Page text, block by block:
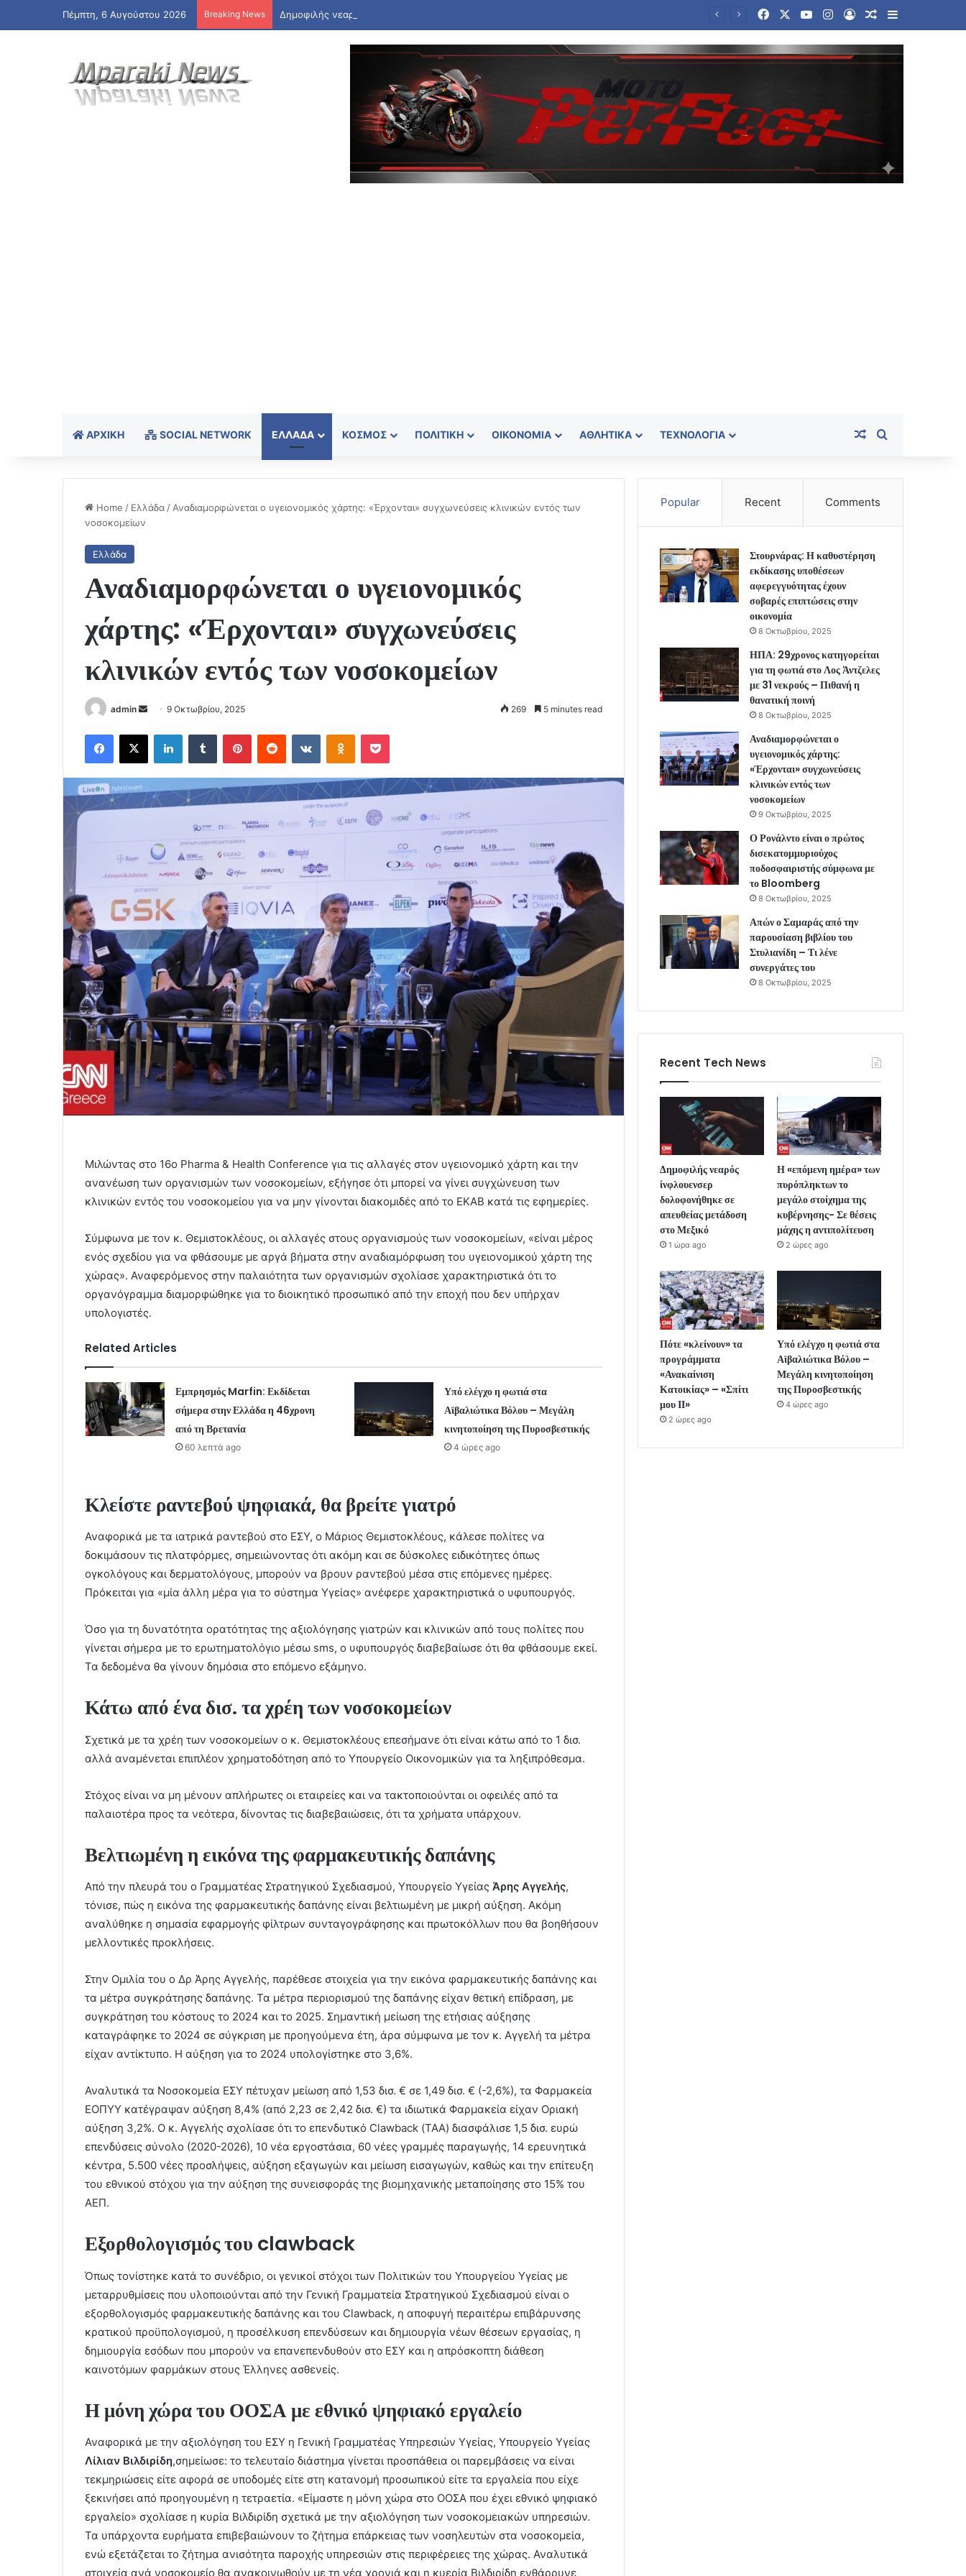
Πέμπτη, 6 Αυγούστου 2026 Breaking News Δημοφιλής νεαρός ίνφλουενσερ δολοφονήθηκε σε απευθείας μετάδοση στο Μεξικό FacebookYouTubeInstagram
Log InRandom Article
Sidebar
ΑΡΧΙΚΉ SOCIAL NETWORK ΕΛΛΆΔΑ ΚΌΣΜΟΣ ΠΟΛΙΤΙΚΉ ΟΙΚΟΝΟΜΊΑ ΑΘΛΗΤΙΚΆ ΤΕΧΝΟΛΟΓΊΑ Random Article
Home / Ελλάδα / Αναδιαμορφώνεται ο υγειονομικός χάρτης: «Έρχονται» συγχωνεύσεις κλινικών εντός των
νοσοκομείων
Ελλάδα
Αναδιαμορφώνεται ο υγειονομικός
χάρτης: «Έρχονται» συγχωνεύσεις
κλινικών εντός των νοσοκομείων
admin
Send
email
9 Οκτωβρίου, 2025 269 5 minutes read
Facebook
X LinkedInTumblr PinterestReddit VKontakteOdnoklassniki
Pocket
Μιλώντας στο 16ο Pharma & Health Conference για τις αλλαγές στον υγειονομικό χάρτη και την
ανανέωση των οργανισμών των νοσοκομείων, εξήγησε ότι μπορεί να γίνει συγχώνευση των
κλινικών εντός του νοσοκομείου για να μην γίνονται διακομιδές από το ΕΚΑΒ κατά τις εφημερίες.
Σύμφωνα με τον κ. Θεμιστοκλέους, οι αλλαγές στους οργανισμούς των νοσοκομείων, «είναι μέρος
ενός σχεδίου για να φθάσουμε με αργά βήματα στην αναδιαμόρφωση του υγειονομικού χάρτη της
χώρας». Αναφερόμενος στην παλαιότητα των οργανισμών σχολίασε χαρακτηριστικά ότι το
οργανόγραμμα διαμορφώθηκε για το διοικητικό προσωπικό από την εποχή που δεν υπήρχαν
υπολογιστές.
Related Articles
Εμπρησμός Marfin: Εκδίδεται
σήμερα στην Ελλάδα η 46χρονη
από τη Βρετανία
60 λεπτά ago
Υπό ελέγχο η φωτιά στα
Αϊβαλιώτικα Βόλου – Μεγάλη
κινητοποίηση της Πυροσβεστικής
4 ώρες ago
Κλείστε ραντεβού ψηφιακά, θα βρείτε γιατρό
Αναφορικά με τα ιατρικά ραντεβού στο ΕΣΥ, ο Μάριος Θεμιστοκλέους, κάλεσε πολίτες να
δοκιμάσουν τις πλατφόρμες, σημειώνοντας ότι ακόμη και σε δύσκολες ειδικότητες όπως
ογκολόγους και δερματολόγους, μπορούν να βρουν ραντεβού μέσα στις επόμενες ημέρες.
Πρόκειται για «μία άλλη μέρα για το σύστημα Υγείας» ανέφερε χαρακτηριστικά ο υφυπουργός.
Όσο για τη δυνατότητα ορατότητας της αξιολόγησης γιατρών και κλινικών από τους πολίτες που
γίνεται σήμερα με το ερωτηματολόγιο μέσω sms, ο υφυπουργός διαβεβαίωσε ότι θα φθάσουμε εκεί.
Τα δεδομένα θα γίνουν δημόσια στο επόμενο εξάμηνο.
Κάτω από ένα δισ. τα χρέη των νοσοκομείων
Σχετικά με τα χρέη των νοσοκομείων ο κ. Θεμιστοκλέους επεσήμανε ότι είναι κάτω από το 1 δισ.
αλλά αναμένεται επιπλέον χρηματοδότηση από το Υπουργείο Οικονομικών για τα ληξιπρόθεσμα.
Στόχος είναι να μη μένουν απλήρωτες οι εταιρείες και να τακτοποιούνται οι οφειλές από τα
παλαιοτέρα προς τα νεότερα, δίνοντας τις διαβεβαιώσεις, ότι τα χρήματα υπάρχουν.
Βελτιωμένη η εικόνα της φαρμακευτικής δαπάνης
Από την πλευρά του ο Γραμματέας Στρατηγικού Σχεδιασμού, Υπουργείο Υγείας Άρης Αγγελής,
τόνισε, πώς η εικόνα της φαρμακευτικής δαπάνης είναι βελτιωμένη με μικρή αύξηση. Ακόμη
αναλύθηκε η σημασία εφαρμογής φίλτρων συνταγογράφησης και πρωτοκόλλων που θα βοηθήσουν
μελλοντικές προκλήσεις.
Στην Ομιλία του ο Δρ Άρης Αγγελής, παρέθεσε στοιχεία για την εικόνα φαρμακευτικής δαπάνης και
τα μέτρα συγκράτησης δαπάνης. Τα μέτρα περιορισμού της δαπάνης είχαν θετική επίδραση, με
συγκράτηση του κόστους το 2024 και το 2025. Σημαντική μείωση της ετήσιας αύξησης
καταγράφηκε το 2024 σε σύγκριση με προηγούμενα έτη, άρα σύμφωνα με τον κ. Αγγελή τα μέτρα
είχαν αντίκτυπο. Η αύξηση για τo 2024 υπολογίστηκε στο 3,6%.
Αναλυτικά τα Νοσοκομεία ΕΣΥ πέτυχαν μείωση από 1,53 δισ. € σε 1,49 δισ. € (-2,6%)​, τα Φαρμακεία
ΕΟΠΥΥ κατέγραψαν αύξηση 8,4% (από 2,23 σε 2,42 δισ. €)​ τα ιδιωτικά Φαρμακεία είχαν Οριακή
αύξηση 3,2%. Ο κ. Αγγελής σχολίασε ότι το επενδυτικό Clawback (ΤΑΑ) διασφάλισε 1,5 δισ. ευρώ
επενδύσεις σύνολο (2020-2026), 10 νέα εργοστάσια, 60 νέες γραμμές παραγωγής, 14 ερευνητικά
κέντρα, 5.500 νέες προσλήψεις, αύξηση εξαγωγών και μείωση εισαγωγών, καθώς και την επίτευξη
του εθνικού στόχου για την αύξηση της συνεισφοράς της βιομηχανικής μεταποίησης στο 15% του
ΑΕΠ.
Εξορθολογισμός του clawback
Όπως τονίστηκε κατά το συνέδριο, οι γενικοί στόχοι των Πολιτικών του Υπουργείου Υγείας με
μεταρρυθμίσεις που υλοποιούνται από την Γενική Γραμματεία Στρατηγικού Σχεδιασμού​ είναι ο
εξορθολογισμός φαρμακευτικής δαπάνης και του Clawback, η αποφυγή περαιτέρω επιβάρυνσης
κρατικού προϋπολογισμού​, η προσέλκυση επενδύσεων και δημιουργία νέων θέσεων εργασίας​, η
δημιουργία εσόδων που μπορούν να επανεπενδυθούν στο ΕΣΥ​ και η απρόσκοπτη διάθεση
καινοτόμων φαρμάκων στους Έλληνες ασθενείς.
Η μόνη χώρα του ΟΟΣΑ με εθνικό ψηφιακό εργαλείο
Αναφορικά με την αξιολόγηση του ΕΣΥ η Γενική Γραμματέας Υπηρεσιών Υγείας, Υπουργείο Υγείας
Λίλιαν Βιλδιρίδη,σημείωσε: το τελευταίο διάστημα γίνεται προσπάθεια οι παρεμβάσεις να είναι
τεκμηριώσεις είτε αφορά σε υποδομές είτε στη κατανομή προσωπικού είτε τα εργαλεία που είχε
ξεκινήσει από προηγουμένη η τετραετία. «Είμαστε η μόνη χώρα στο ΟΟΣΑ που έχει εθνικό ψηφιακό
εργαλείο» σχολίασε η κυρία Βιλδιρίδη σχετικά με την αξιολόγηση των νοσοκομειακών υπηρεσιών.
Τα υπάρχοντα ευρήματα επιβεβαιώνουν το ζήτημα επάρκειας των νοσηλευτών στα νοσοκομεία,
ενώ εξετάζεται το ζήτημα ανισότητα παροχής υπηρεσιών στις περιφέρειες της χώρας. Αναλυτικά
στοιχεία ανά νοσοκομείο θα ανακοινωθούν με τη νέα χρονιά και η κυερία Βιλδιρίδη ενθάρρυνε
Popular Recent Comments
Στουρνάρας: Η καθυστέρηση
εκδίκασης υποθέσεων
αφερεγγυότητας έχουν
σοβαρές επιπτώσεις στην
οικονομία
8 Οκτωβρίου, 2025
ΗΠΑ: 29χρονος κατηγορείται
για τη φωτιά στο Λος Άντζελες
με 31 νεκρούς – Πιθανή η
θανατική ποινή
8 Οκτωβρίου, 2025
Αναδιαμορφώνεται ο
υγειονομικός χάρτης:
«Έρχονται» συγχωνεύσεις
κλινικών εντός των
νοσοκομείων
9 Οκτωβρίου, 2025
Ο Ρονάλντο είναι ο πρώτος
δισεκατομμυριούχος
ποδοσφαιριστής σύμφωνα με
το Bloomberg
8 Οκτωβρίου, 2025
Απών ο Σαμαράς από την
παρουσίαση βιβλίου του
Στυλιανίδη – Τι λένε
συνεργάτες του
8 Οκτωβρίου, 2025
Recent Tech News
Δημοφιλής νεαρός
ίνφλουενσερ
δολοφονήθηκε σε
απευθείας μετάδοση
στο Μεξικό
1 ώρα ago
Η «επόμενη ημέρα» των
πυρόπληκτων το
μεγάλο στοίχημα της
κυβέρνησης- Σε θέσεις
μάχης η αντιπολίτευση
2 ώρες ago
Πότε «κλείνουν» τα
προγράμματα
«Ανακαίνιση
Κατοικίας» – «Σπίτι
μου ΙΙ»
2 ώρες ago
Υπό ελέγχο η φωτιά στα
Αϊβαλιώτικα Βόλου –
Μεγάλη κινητοποίηση
της Πυροσβεστικής
4 ώρες ago